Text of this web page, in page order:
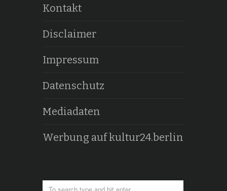
Kontakt
Disclaimer
Impressum
Datenschutz
Mediadaten
Werbung auf kultur24.berlin